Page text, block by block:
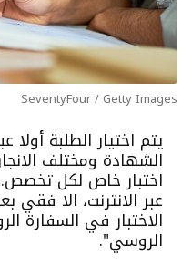
SeventyFour / Getty Images
يتم اختيار الطلبة
الشهادة ومختلف
اختبار خاص لكل
عبر الانترنت، الا فقي
الاختبار في السفارة
الروسي".